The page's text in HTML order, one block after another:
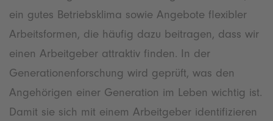
ein gutes Betriebsklima sowie Angebote flexibler
Arbeitsformen, die häufig dazu beitragen, dass wir
einen Arbeitgeber attraktiv finden. In der
Generationenforschung wird geprüft, was den
Angehörigen einer Generation im Leben wichtig ist.
Damit sie sich mit einem Arbeitgeber identifizieren